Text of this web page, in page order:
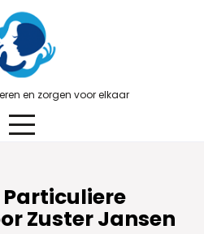
en zorgen voor elkaar
Zuster Jansen